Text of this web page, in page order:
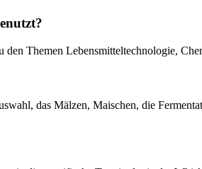
Themen Lebensmitteltechnologie,
das Mälzen, Maischen, die